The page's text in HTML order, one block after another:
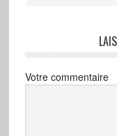
Votre commentaire